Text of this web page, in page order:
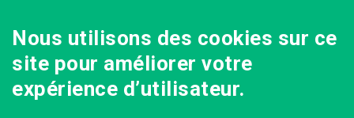
INFODOC
PÔLE IMAGE
PRESSE
Nous utilisons des cookies sur ce
site pour améliorer votre
expérience d’utilisateur.